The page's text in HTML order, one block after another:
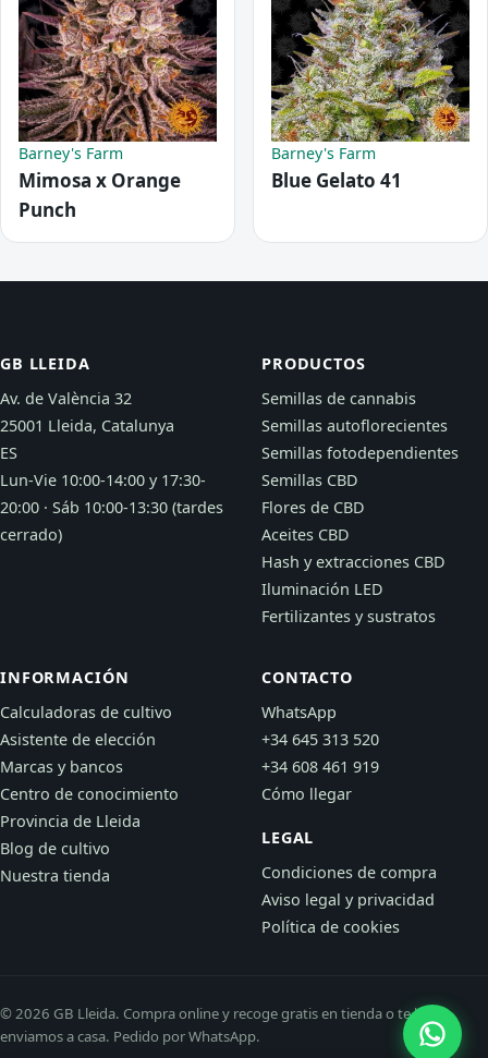
Barney's Farm
Mimosa x Orange
Punch
Barney's Farm
Blue Gelato 41
GB LLEIDA
Av. de València 32
25001 Lleida, Catalunya
ES
Lun-Vie 10:00-14:00 y 17:30-
20:00 · Sáb 10:00-13:30 (tardes
cerrado)
PRODUCTOS
Semillas de cannabis
Semillas autoflorecientes
Semillas fotodependientes
Semillas CBD
Flores de CBD
Aceites CBD
Hash y extracciones CBD
Iluminación LED
Fertilizantes y sustratos
INFORMACIÓN
Calculadoras de cultivo
Asistente de elección
Marcas y bancos
Centro de conocimiento
Provincia de Lleida
Blog de cultivo
Nuestra tienda
CONTACTO
WhatsApp
+34 645 313 520
+34 608 461 919
Cómo llegar
LEGAL
Condiciones de compra
Aviso legal y privacidad
Política de cookies
© 2026 GB Lleida. Compra online y recoge gratis en tienda o te lo
enviamos a casa. Pedido por WhatsApp.